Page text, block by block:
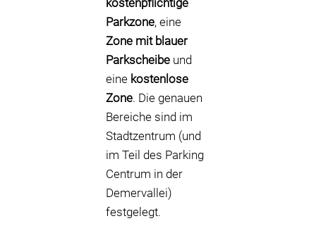
kostenpflichtige
Parkzone, eine
Zone mit blauer
Parkscheibe und
eine kostenlose
Zone. Die genauen
Bereiche sind im
Stadtzentrum (und
im Teil des Parking
Centrum in der
Demervallei)
festgelegt.